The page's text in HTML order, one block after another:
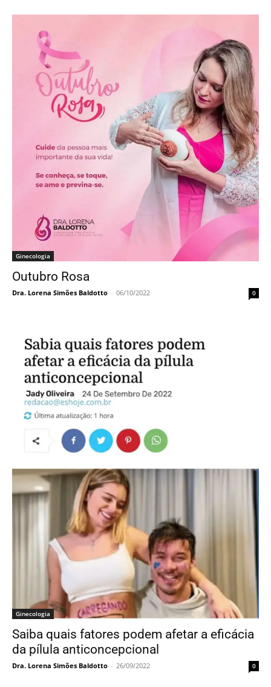
Ginecologia
Outubro Rosa
Dra. Lorena Simões Baldotto - 06/10/2022 0
Ginecologia
Saiba quais fatores podem afetar a eficácia
da pílula anticoncepcional
Dra. Lorena Simões Baldotto - 26/09/2022 0